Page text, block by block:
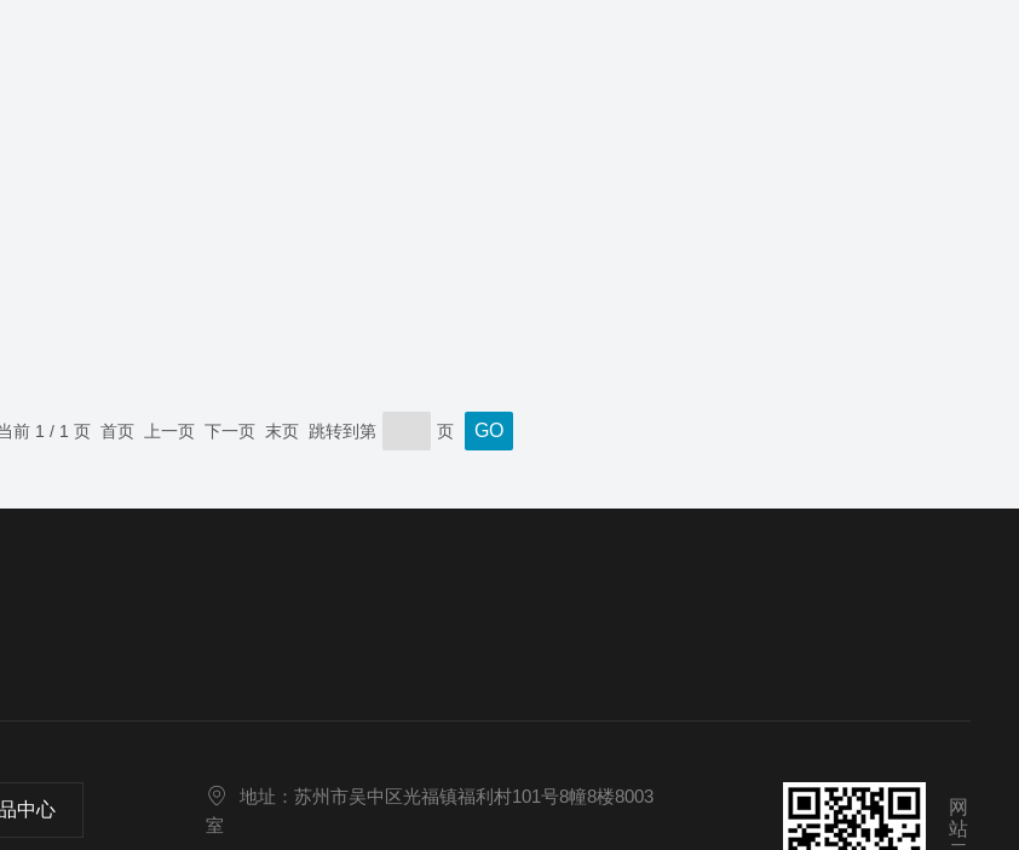
前 1 / 1 页 首页 上一页 下一页 末页 跳转到第 页
中心
地址：苏州市吴中区光福镇福利村101号8幢8楼8003
室
网
站